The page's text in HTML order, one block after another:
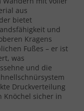
aus
bietet
und
Kragens
Fußes – er ist
was
und die
Druckverteilung
Knöchel sicher in